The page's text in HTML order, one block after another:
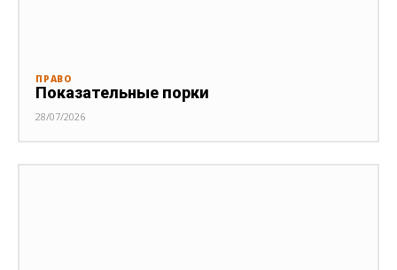
ПРАВО
Показательные порки
28/07/2026